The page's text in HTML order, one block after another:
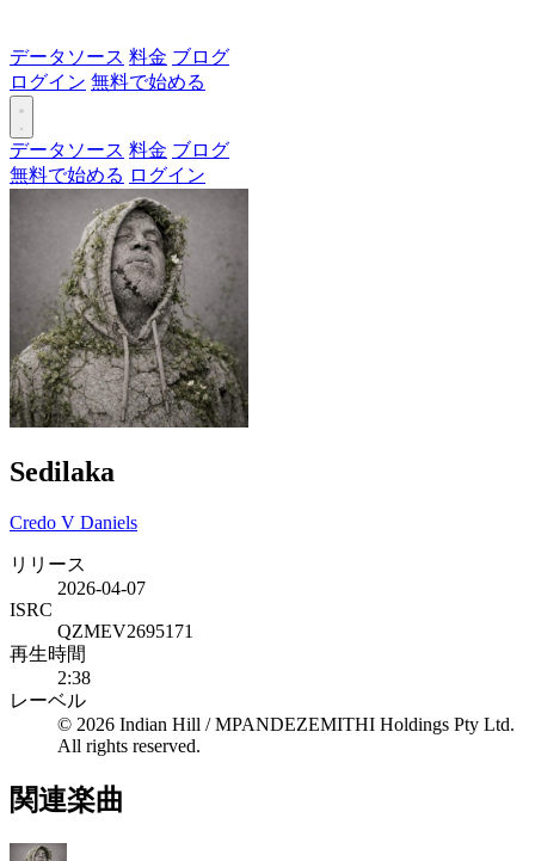
データソース 料金 ブログ
ログイン 無料で始める
データソース 料金 ブログ
無料で始める ログイン
Sedilaka
Credo V Daniels
リリース
2026-04-07
ISRC
QZMEV2695171
再生時間
2:38
レーベル
© 2026 Indian Hill / MPANDEZEMITHI Holdings Pty Ltd.
All rights reserved.
関連楽曲